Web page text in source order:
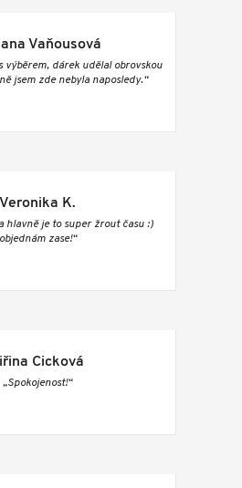
Vaňousová
výběrem, dárek udělal obrovskou
jsem zde nebyla naposledy.“
Veronika K.
hlavně je to super žrout času :)
objednám zase!“
Cicková
„Spokojenost!“